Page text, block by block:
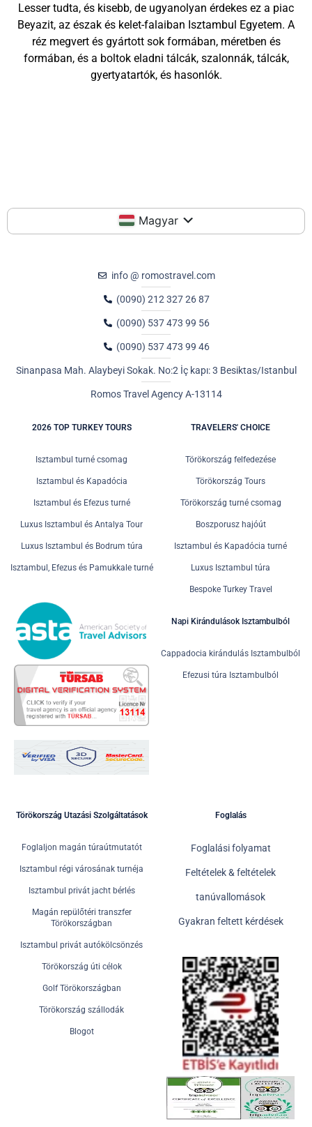
Lesser tudta, és kisebb, de ugyanolyan érdekes ez a piac
Beyazit, az észak és kelet-falaiban Isztambul Egyetem. A
réz megvert és gyártott sok formában, méretben és
formában, és a boltok eladni tálcák, szalonnák, tálcák,
gyertyatartók, és hasonlók.
Magyar
info @ romostravel.com
(0090) 212 327 26 87
(0090) 537 473 99 56
(0090) 537 473 99 46
Sinanpasa Mah. Alaybeyi Sokak. No:2 İç kapı: 3 Besiktas/Istanbul
Romos Travel Agency A-13114
2026 TOP TURKEY TOURS
Isztambul turné csomag
Isztambul és Kapadócia
Isztambul és Efezus turné
Luxus Isztambul és Antalya Tour
Luxus Isztambul és Bodrum túra
Isztambul, Efezus és Pamukkale turné
TRAVELERS' CHOICE
Törökország felfedezése
Törökország Tours
Törökország turné csomag
Boszporusz hajóút
Isztambul és Kapadócia turné
Luxus Isztambul túra
Bespoke Turkey Travel
Napi Kirándulások Isztambulból
Cappadocia kirándulás Isztambulból
Efezusi túra Isztambulból
Törökország Utazási Szolgáltatások
Foglaljon magán túraútmutatót
Isztambul régi városának turnéja
Isztambul privát jacht bérlés
Magán repülőtéri transzfer
Törökországban
Isztambul privát autókölcsönzés
Törökország úti célok
Golf Törökországban
Törökország szállodák
Blogot
Foglalás
Foglalási folyamat
Feltételek & feltételek
tanúvallomások
Gyakran feltett kérdések